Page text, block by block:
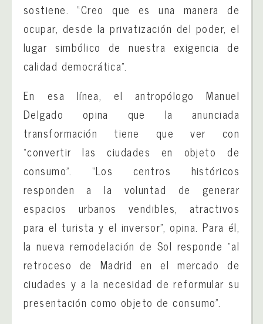
sostiene. “Creo que es una manera de
ocupar, desde la privatización del poder, el
lugar simbólico de nuestra exigencia de
calidad democrática”.
En esa línea, el antropólogo Manuel
Delgado opina que la anunciada
transformación tiene que ver con
“convertir las ciudades en objeto de
consumo”. “Los centros históricos
responden a la voluntad de generar
espacios urbanos vendibles, atractivos
para el turista y el inversor”, opina. Para él,
la nueva remodelación de Sol responde “al
retroceso de Madrid en el mercado de
ciudades y a la necesidad de reformular su
presentación como objeto de consumo”.